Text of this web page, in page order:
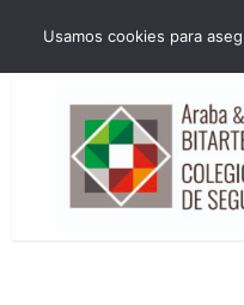
administracion@cmsab.eus
Usamos cookies para